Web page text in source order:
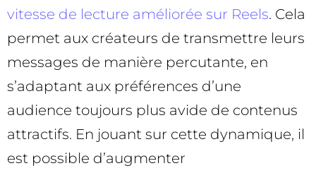
vitesse de lecture améliorée sur Reels. Cela
permet aux créateurs de transmettre leurs
messages de manière percutante, en
s’adaptant aux préférences d’une
audience toujours plus avide de contenus
attractifs. En jouant sur cette dynamique, il
est possible d’augmenter